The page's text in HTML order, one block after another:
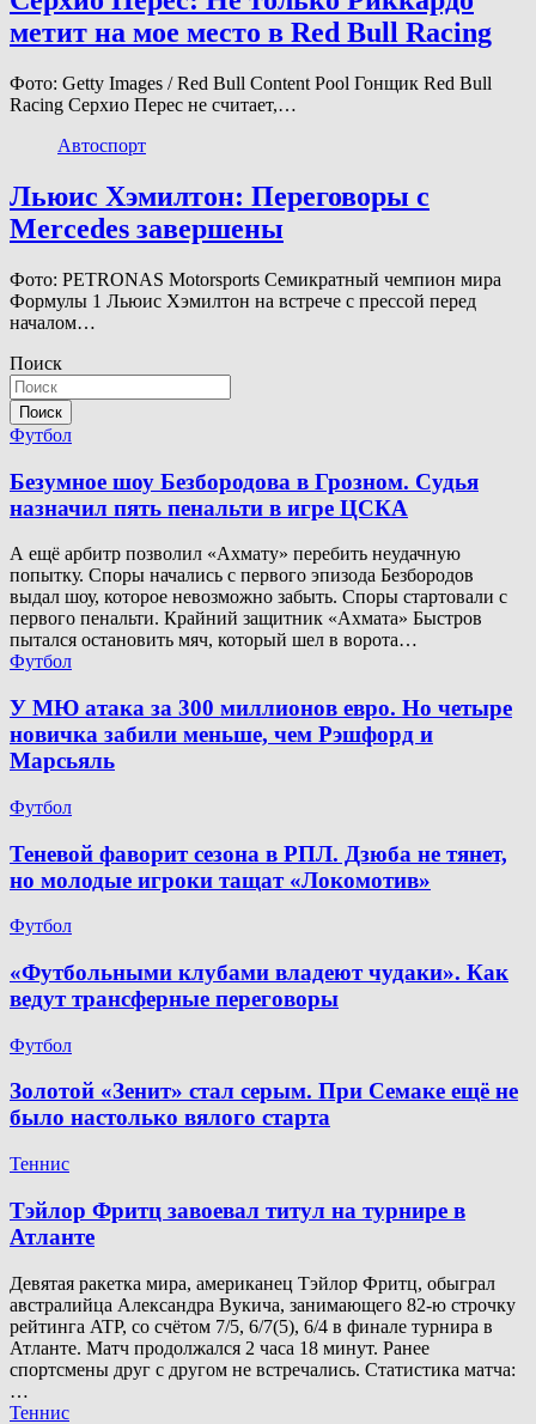
метит на мое место в Red Bull Racing
Фото: Getty Images / Red Bull Content Pool Гонщик Red Bull
Racing Серхио Перес не считает,…
Автоспорт
Льюис Хэмилтон: Переговоры с
Mercedes завершены
Фото: PETRONAS Motorsports Семикратный чемпион мира
Формулы 1 Льюис Хэмилтон на встрече с прессой перед
началом…
Поиск
Поиск
Футбол
Безумное шоу Безбородова в Грозном. Судья
назначил пять пенальти в игре ЦСКА
А ещё арбитр позволил «Ахмату» перебить неудачную
попытку. Споры начались с первого эпизода Безбородов
выдал шоу, которое невозможно забыть. Споры стартовали с
первого пенальти. Крайний защитник «Ахмата» Быстров
пытался остановить мяч, который шел в ворота…
Футбол
У МЮ атака за 300 миллионов евро. Но четыре
новичка забили меньше, чем Рэшфорд и
Марсьяль
Футбол
Теневой фаворит сезона в РПЛ. Дзюба не тянет,
но молодые игроки тащат «Локомотив»
Футбол
«Футбольными клубами владеют чудаки». Как
ведут трансферные переговоры
Футбол
Золотой «Зенит» стал серым. При Семаке ещё не
было настолько вялого старта
Теннис
Тэйлор Фритц завоевал титул на турнире в
Атланте
Девятая ракетка мира, американец Тэйлор Фритц, обыграл
австралийца Александра Вукича, занимающего 82-ю строчку
рейтинга ATP, со счётом 7/5, 6/7(5), 6/4 в финале турнира в
Атланте. Матч продолжался 2 часа 18 минут. Ранее
спортсмены друг с другом не встречались. Статистика матча:
…
Теннис